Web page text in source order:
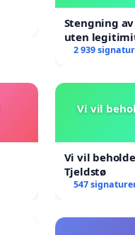
Stengning
uten
2 939
Vi vil
Vi vil
Tjeldstø
547